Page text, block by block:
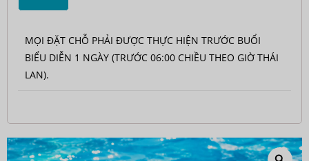
MỌI ĐẶT CHỖ PHẢI ĐƯỢC THỰC HIỆN TRƯỚC BUỔI
BIỂU DIỄN 1 NGÀY (TRƯỚC 06:00 CHIỀU THEO GIỜ THÁI
LAN).